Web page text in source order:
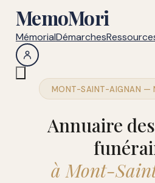
MemoMori
MémorialDémarches
MONT-SAINT-AIGNAN —
Annuaire
à Mont-